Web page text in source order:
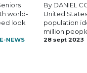
world-
look
E-NEWS
By DANIEL
United
population
million
28 sept 2023